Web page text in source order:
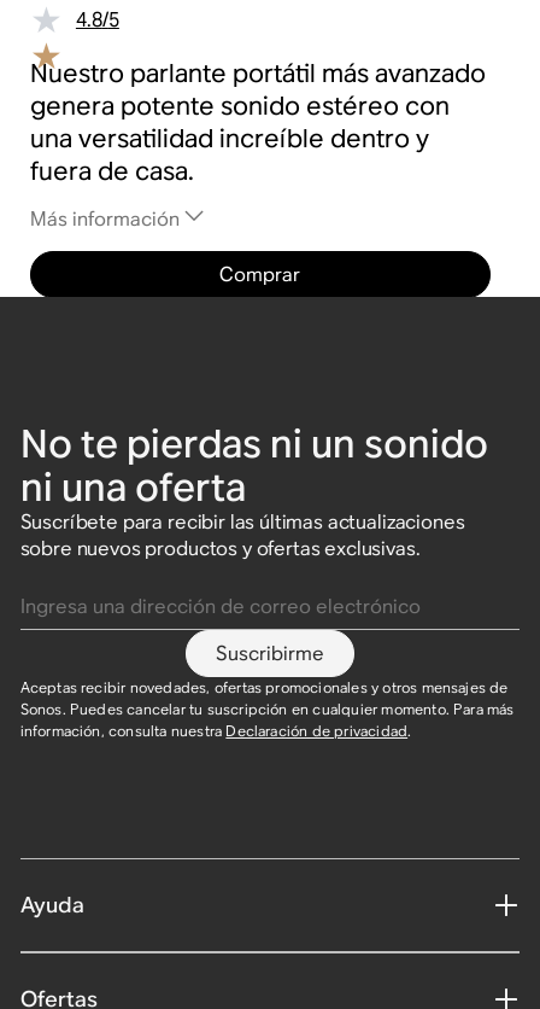
4.8/5
Nuestro parlante portátil más avanzado
genera potente sonido estéreo con
una versatilidad increíble dentro y
fuera de casa.
Más información
Comprar
No te pierdas ni un sonido
ni una oferta
Suscríbete para recibir las últimas actualizaciones
sobre nuevos productos y ofertas exclusivas.
Suscribirme
Aceptas recibir novedades, ofertas promocionales y otros mensajes de
Sonos. Puedes cancelar tu suscripción en cualquier momento. Para más
información, consulta nuestra Declaración de privacidad.​
Ayuda
Ofertas